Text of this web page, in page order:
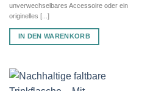
unverwechselbares Accessoire oder ein
originelles [...]
IN DEN WARENKORB